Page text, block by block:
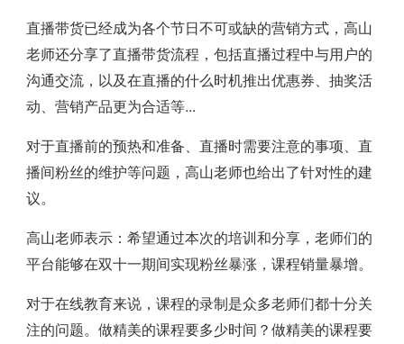
直播带货已经成为各个节日不可或缺的营销方式，高山
老师还分享了直播带货流程，包括直播过程中与用户的
沟通交流，以及在直播的什么时机推出优惠券、抽奖活
动、营销产品更为合适等...
对于直播前的预热和准备、直播时需要注意的事项、直
播间粉丝的维护等问题，高山老师也给出了针对性的建
议。
高山老师表示：希望通过本次的培训和分享，老师们的
平台能够在双十一期间实现粉丝暴涨，课程销量暴增。
对于在线教育来说，课程的录制是众多老师们都十分关
注的问题。做精美的课程要多少时间？做精美的课程要